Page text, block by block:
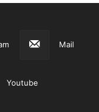
Mail
Youtube